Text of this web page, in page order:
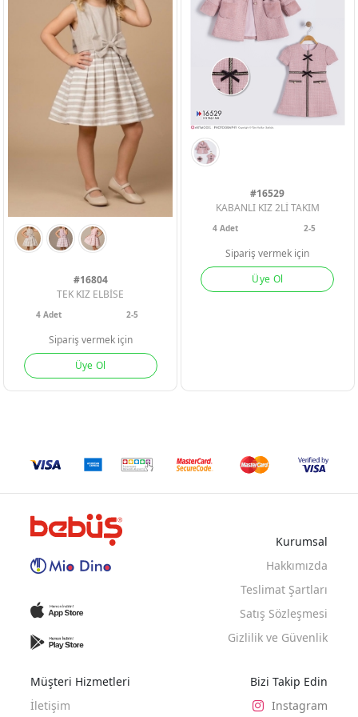
#16804
TEK KIZ ELBİSE
4 Adet 2-5
Sipariş vermek için
Üye Ol
#16529
KABANLI KIZ 2Lİ TAKIM
4Adet 2-5
Sipariş vermek için
Üye Ol
Kurumsal
Hakkımızda
Teslimat Şartları
Satış Sözleşmesi
Gizlilik ve Güvenlik
Müşteri Hizmetleri
İletişim
Bizi Takip Edin
Instagram